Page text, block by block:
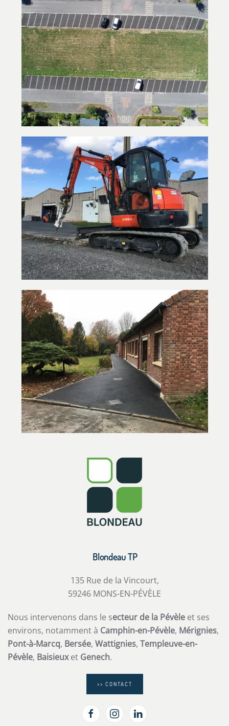
Blondeau TP
135 Rue de la Vincourt,
59246 MONS-EN-PÉVÈLE
Nous intervenons dans le secteur de la Pévèle et ses
environs, notamment à Camphin-en-Pévèle, Mérignies,
Pont-à-Marcq, Bersée, Wattignies, Templeuve-en-
Pévèle, Baisieuxet Genech.
>> CONTACT